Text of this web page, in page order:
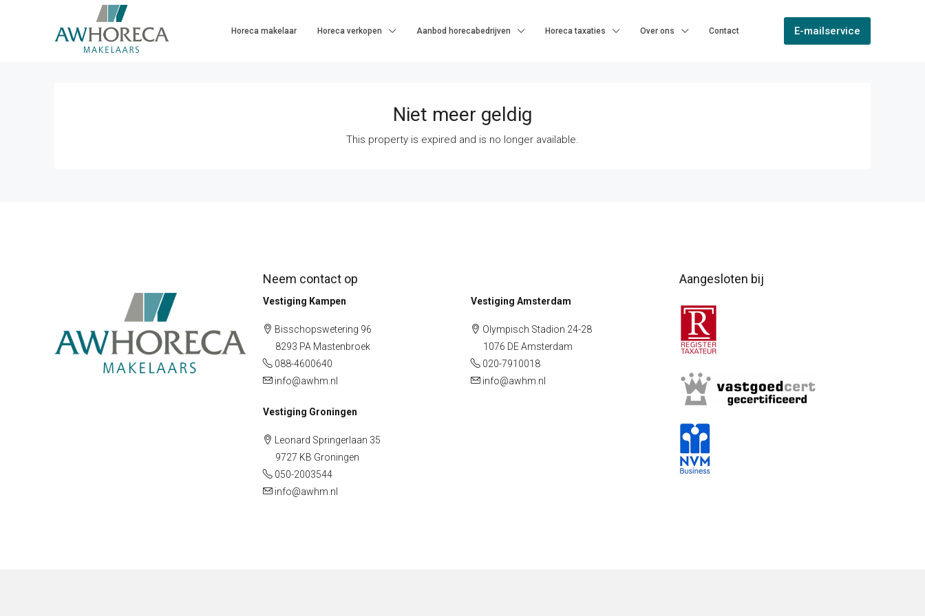
Horeca makelaar Horeca verkopen Aanbod horecabedrijven Horeca taxaties Over ons Contact E-mailservice
Niet meer geldig
This property is expired and is no longer available.
Neem contact op
Vestiging Kampen
Bisschopswetering 96
8293 PA Mastenbroek
088-4600640
info@awhm.nl
Vestiging Groningen
Leonard Springerlaan 35
9727 KB Groningen
050-2003544
info@awhm.nl
Vestiging Amsterdam
Olympisch Stadion 24-28
1076 DE Amsterdam
020-7910018
info@awhm.nl
Aangesloten bij